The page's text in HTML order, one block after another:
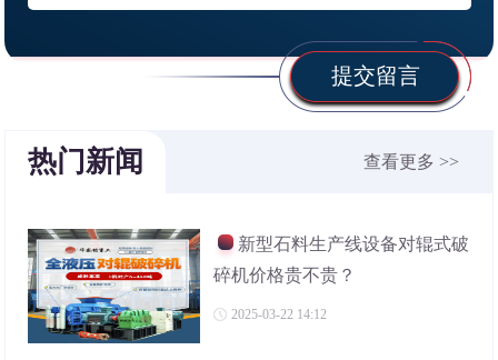
提交留言
热门新闻 查看更多 >>
新型石料生产线设备对辊式破
碎机价格贵不贵？
2025-03-22 14:12